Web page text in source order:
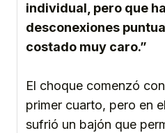
individual, pero que
desconexiones
costado muy caro.”
El choque comenzó
primer cuarto, pero en
sufrió un bajón que